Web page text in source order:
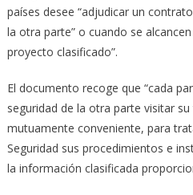
países desee “adjudicar un
la otra parte” o cuando se
proyecto clasificado”.
El documento recoge que “cada
seguridad de la otra parte visitar
mutuamente conveniente, para
Seguridad sus procedimientos e
la información clasificada